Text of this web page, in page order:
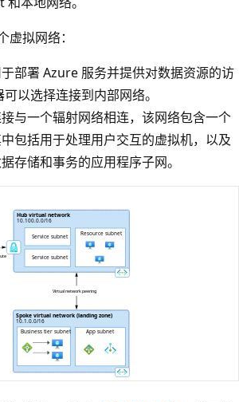
拟网络：
部署 Azure 服务并提供对数据资源的访
以选择连接到内部网络。
与一个辐射网络相连，该网络包含一个
包括用于处理用户交互的虚拟机，以及
存储和事务的应用程序子网。